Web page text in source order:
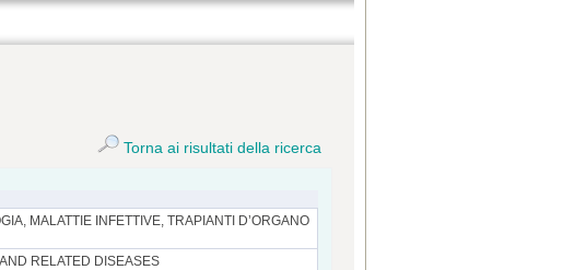
Torna ai risultati della ricerca
MALATTIE INFETTIVE, TRAPIANTI D’ORGANO
RELATED DISEASES